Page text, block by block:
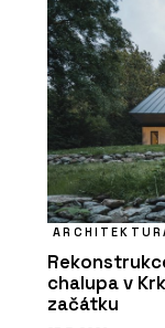
chalupa v
začátku